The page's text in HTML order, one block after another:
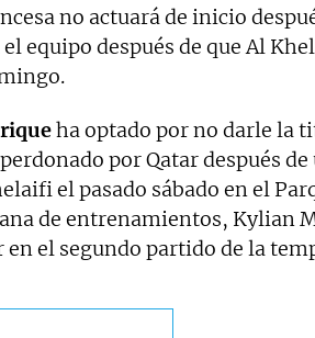
no actuará de inicio
equipo después de que Al
ha optado por no darle la
por Qatar después
el pasado sábado en el
de entrenamientos, Kylian
el segundo partido de la